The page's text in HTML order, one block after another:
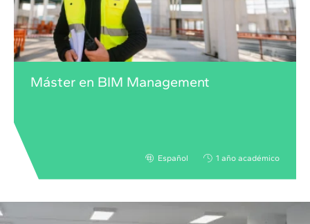
Máster en BIM Management
Español 1 año académico